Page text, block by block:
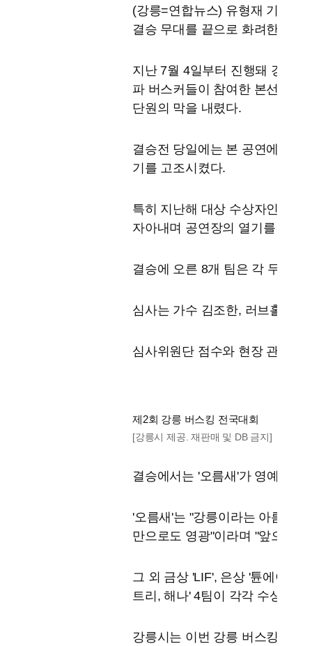
(강릉=연합뉴스) 유형재 기자 =
결승 무대를 끝으로 화려한 마무
지난 7월 4일부터 진행돼 경포
파 버스커들이 참여한 본선을
단원의 막을 내렸다.
결승전 당일에는 본 공연에 앞
기를 고조시켰다.
특히 지난해 대상 수상자인 '그
자아내며 공연장의 열기를 더했
결승에 오른 8개 팀은 각 두 곡
심사는 가수 김조한, 러브홀릭
심사위원단 점수와 현장 관객
제2회 강릉 버스킹 전국대회
[강릉시 제공. 재판매 및 DB 금지]
결승에서는 '오름새'가 영예의
'오름새'는 "강릉이라는 아름다
만으로도 영광"이라며 "앞으로
그 외 금상 'LIF', 은상 '튠에이드
트리, 해나' 4팀이 각각 수상했다.
강릉시는 이번 강릉 버스킹 전